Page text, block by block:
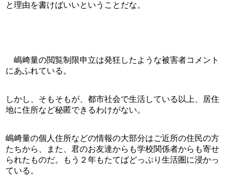
と理由を書けばいいということだな。
嶋﨑量の閲覧制限申立は発狂したような被害者コメント
にあふれている。
しかし、そもそもが、都市社会で生活している以上、居住
地に住所など秘匿できるわけがない。
嶋﨑量の個人住所などの情報の大部分はご近所の住民の方
たちから、また、君のお友達からも学校関係者からも寄せ
られたものだ。もう２年もたてばどっぷり生活圏に浸かっ
ている。